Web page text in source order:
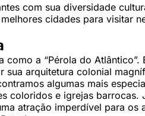
com sua diversidade
cidades para visitar
a “Pérola do
sua arquitetura colonial
algumas mais
coloridos e igrejas barrocas.
atração imperdível para os